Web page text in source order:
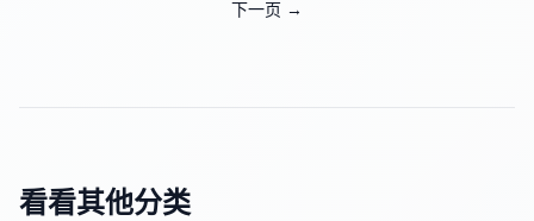
下一页 →
看看其他分类